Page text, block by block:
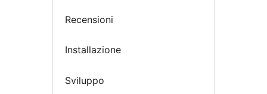
Recensioni
Installazione
Sviluppo